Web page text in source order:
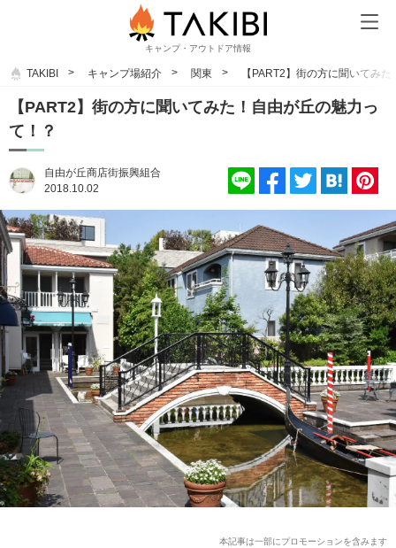
キャンプ・アウトドア情報
TAKIBI キャンプ場紹介 関東 【PART2】街の方に聞いてみ
【PART2】街の方に聞いてみた！自由が丘の魅力っ
て！？
自由が丘商店街振興組合
2018.10.02
本記事は一部にプロモーションを含みます